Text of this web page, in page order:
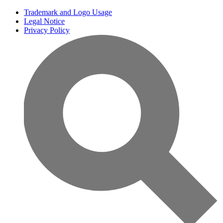
Trademark and Logo Usage
Legal Notice
Privacy Policy